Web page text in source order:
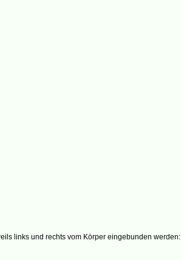
links und rechts vom Körper eingebunden werden: